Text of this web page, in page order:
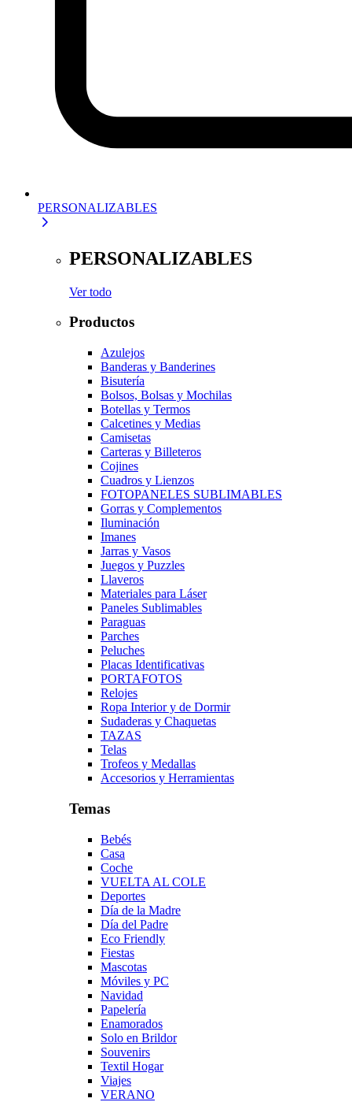
PERSONALIZABLES
PERSONALIZABLES
Ver todo
Productos
Azulejos
Banderas y Banderines
Bisutería
Bolsos, Bolsas y Mochilas
Botellas y Termos
Calcetines y Medias
Camisetas
Carteras y Billeteros
Cojines
Cuadros y Lienzos
FOTOPANELES SUBLIMABLES
Gorras y Complementos
Iluminación
Imanes
Jarras y Vasos
Juegos y Puzzles
Llaveros
Materiales para Láser
Paneles Sublimables
Paraguas
Parches
Peluches
Placas Identificativas
PORTAFOTOS
Relojes
Ropa Interior y de Dormir
Sudaderas y Chaquetas
TAZAS
Telas
Trofeos y Medallas
Accesorios y Herramientas
Temas
Bebés
Casa
Coche
VUELTA AL COLE
Deportes
Día de la Madre
Día del Padre
Eco Friendly
Fiestas
Mascotas
Móviles y PC
Navidad
Papelería
Enamorados
Solo en Brildor
Souvenirs
Textil Hogar
Viajes
VERANO